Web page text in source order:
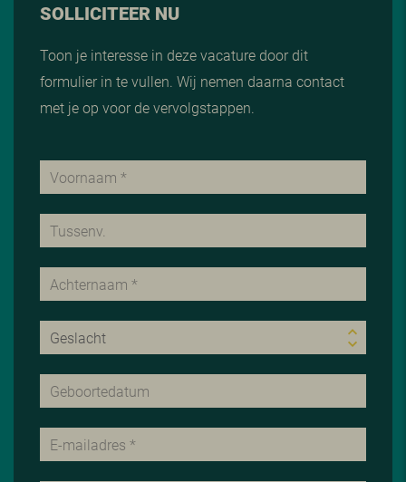
SOLLICITEER NU
Toon je interesse in deze vacature door dit
formulier in te vullen. Wij nemen daarna contact
met je op voor de vervolgstappen.